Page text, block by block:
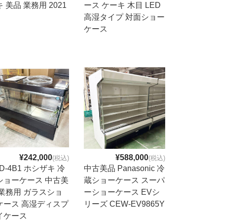
美品 業務用 2021
ース ケーキ 木目 LED
高湿タイプ 対面ショー
ケース
¥242,000(税込)
4B1 ホシザキ 冷
ョーケース 中古美
務用 ガラスショ
ース 高湿ディスプ
ケース
¥588,000(税込)
中古美品 Panasonic 冷
蔵ショーケース スーパ
ーショーケース EVシ
リーズ CEW-EV9865Y